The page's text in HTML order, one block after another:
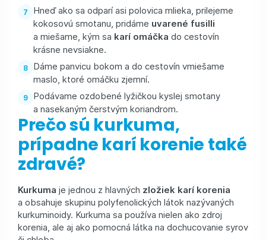
Hneď ako sa odparí asi polovica mlieka, prilejeme
kokosovú smotanu, pridáme uvarené fusilli
a miešame, kým sa karí omáčka do cestovín
krásne nevsiakne.
Dáme panvicu bokom a do cestovín vmiešame
maslo, ktoré omáčku zjemní.
Podávame ozdobené lyžičkou kyslej smotany
a nasekaným čerstvým koriandrom.
Prečo sú kurkuma,
prípadne karí korenie také
zdravé?
Kurkuma je jednou z hlavných zložiek karí korenia
a obsahuje skupinu polyfenolických látok nazývaných
kurkuminoidy. Kurkuma sa používa nielen ako zdroj
korenia, ale aj ako pomocná látka na dochucovanie syrov